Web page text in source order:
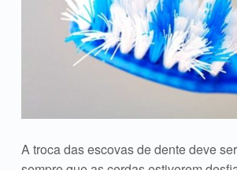
A troca das escovas de dente deve